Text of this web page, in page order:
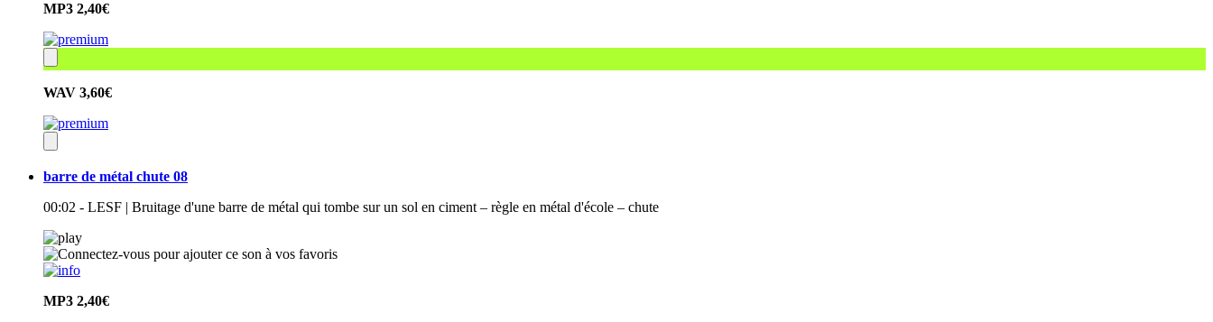
MP3 2,40€
WAV 3,60€
barre de métal chute 08
00:02 - LESF | Bruitage d'une barre de métal qui tombe sur un sol en ciment – règle en métal d'école – chute
MP3 2,40€